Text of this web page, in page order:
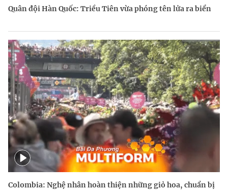
Quân đội Hàn Quốc: Triều Tiên vừa phóng tên lửa ra biển
Colombia: Nghệ nhân hoàn thiện những giỏ hoa, chuẩn bị